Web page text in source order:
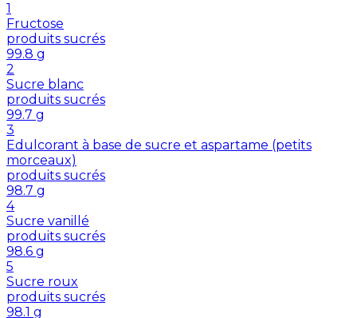
1
Fructose
produits sucrés
99.8 g
2
Sucre blanc
produits sucrés
99.7 g
3
Edulcorant à base de sucre et aspartame (petits
morceaux)
produits sucrés
98.7 g
4
Sucre vanillé
produits sucrés
98.6 g
5
Sucre roux
produits sucrés
98.1 g